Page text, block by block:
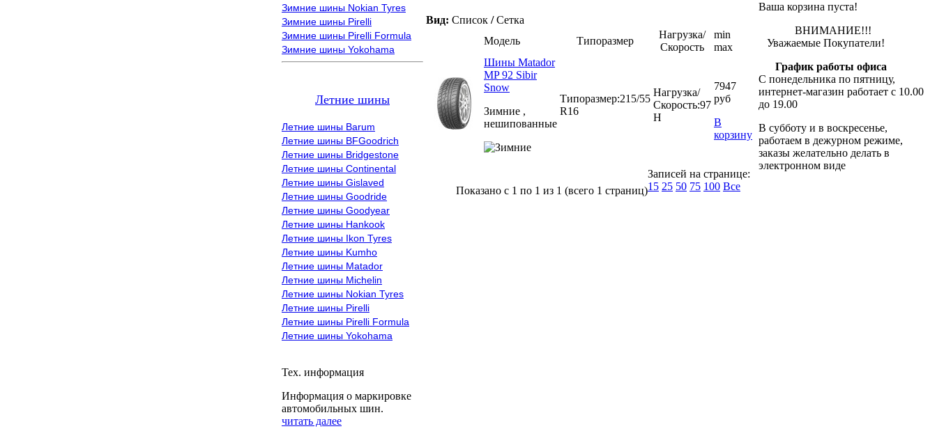
Зимние шины Nokian Tyres
Зимние шины Pirelli
Зимние шины Pirelli Formula
Зимние шины Yokohama
Летние шины
Летние шины Barum
Летние шины BFGoodrich
Летние шины Bridgestone
Летние шины Continental
Летние шины Gislaved
Летние шины Goodride
Летние шины Goodyear
Летние шины Hankook
Летние шины Ikon Tyres
Летние шины Kumho
Летние шины Matador
Летние шины Michelin
Летние шины Nokian Tyres
Летние шины Pirelli
Летние шины Pirelli Formula
Летние шины Yokohama
Тех. информация
Информация о маркировке
автомобильных шин.
читать далее
Вид: Список / Сетка
Модель
Типоразмер
Нагрузка/
Скорость
min
max
Шины Matador
MP 92 Sibir
Snow
Зимние ,
нешипованные
Типоразмер:215/55
R16
Нагрузка/
Скорость:97
H
7947
руб
В
корзину
Показано с 1 по 1 из 1 (всего 1 страниц)
Записей на странице:
15 25 50 75 100 Все
Ваша корзина пуста!
ВНИМАНИЕ!!!
Уважаемые Покупатели!
График работы офиса
С понедельника по пятницу,
интернет-магазин работает с 10.00
до 19.00
В субботу и в воскресенье,
работаем в дежурном режиме,
заказы желательно делать в
электронном виде